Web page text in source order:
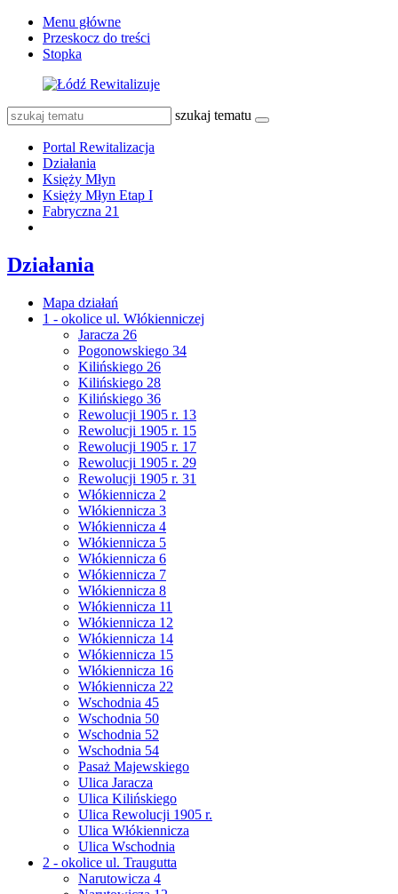
Menu główne
Przeskocz do treści
Stopka
szukaj tematu
Portal Rewitalizacja
Działania
Księży Młyn
Księży Młyn Etap I
Fabryczna 21
Działania
Mapa działań
1 - okolice ul. Włókienniczej
Jaracza 26
Pogonowskiego 34
Kilińskiego 26
Kilińskiego 28
Kilińskiego 36
Rewolucji 1905 r. 13
Rewolucji 1905 r. 15
Rewolucji 1905 r. 17
Rewolucji 1905 r. 29
Rewolucji 1905 r. 31
Włókiennicza 2
Włókiennicza 3
Włókiennicza 4
Włókiennicza 5
Włókiennicza 6
Włókiennicza 7
Włókiennicza 8
Włókiennicza 11
Włókiennicza 12
Włókiennicza 14
Włókiennicza 15
Włókiennicza 16
Włókiennicza 22
Wschodnia 45
Wschodnia 50
Wschodnia 52
Wschodnia 54
Pasaż Majewskiego
Ulica Jaracza
Ulica Kilińskiego
Ulica Rewolucji 1905 r.
Ulica Włókiennicza
Ulica Wschodnia
2 - okolice ul. Traugutta
Narutowicza 4